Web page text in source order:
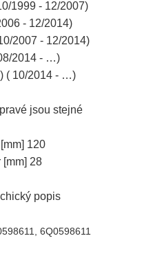
1999 - 12/2007)
- 12/2014)
2007 - 12/2014)
2014 - …)
( 10/2014 - …)
jsou stejné
120
28
popis
6Q0598611